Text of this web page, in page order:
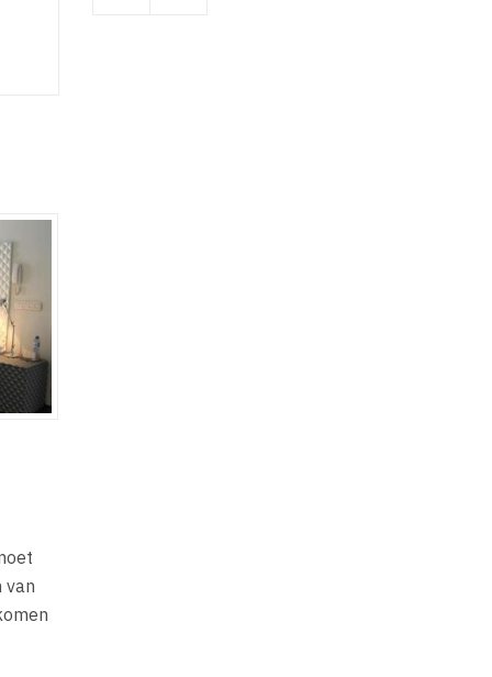
van